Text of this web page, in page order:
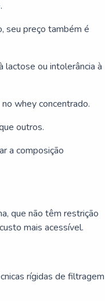
seu preço também é
lactose ou intolerância à
whey concentrado.
outros.
a composição
que não têm restrição
mais acessível.
rígidas de filtragem